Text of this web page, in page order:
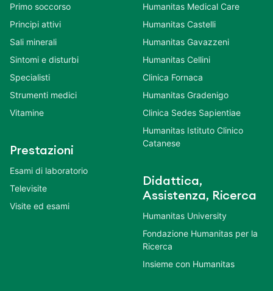
Primo soccorso
Principi attivi
Sali minerali
Sintomi e disturbi
Specialisti
Strumenti medici
Vitamine
Prestazioni
Esami di laboratorio
Televisite
Visite ed esami
Humanitas Medical Care
Humanitas Castelli
Humanitas Gavazzeni
Humanitas Cellini
Clinica Fornaca
Humanitas Gradenigo
Clinica Sedes Sapientiae
Humanitas Istituto Clinico
Catanese
Didattica,
Assistenza, Ricerca
Humanitas University
Fondazione Humanitas per la
Ricerca
Insieme con Humanitas